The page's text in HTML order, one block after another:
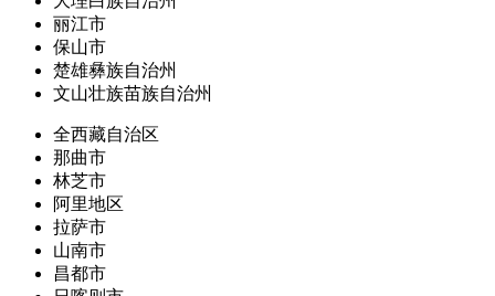
丽江市
保山市
楚雄彝族自治州
文山壮族苗族自治州
全西藏自治区
那曲市
林芝市
阿里地区
拉萨市
山南市
昌都市